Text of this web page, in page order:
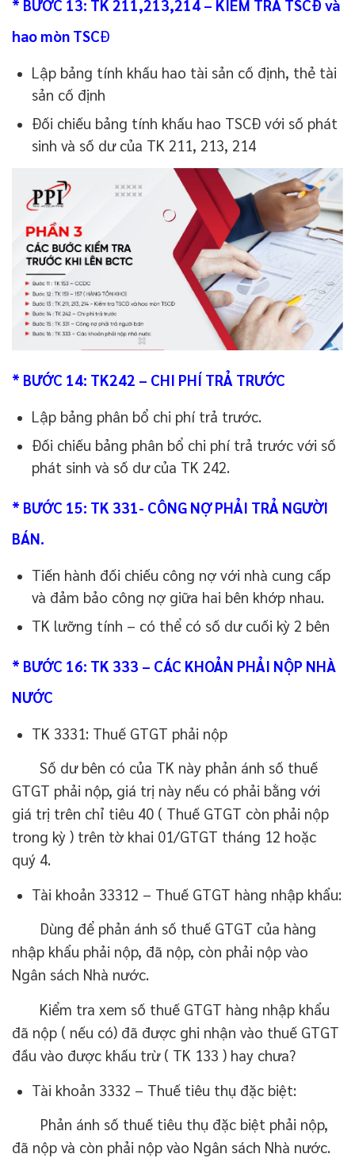
* BƯỚC 13: TK 211,213,214 – KIỂM TRA TSCĐ và
hao mòn TSCĐ
Lập bảng tính khấu hao tài sản cố định, thẻ tài
sản cố định
Đối chiếu bảng tính khấu hao TSCĐ với số phát
sinh và số dư của TK 211, 213, 214
* BƯỚC 14: TK242 – CHI PHÍ TRẢ TRƯỚC
Lập bảng phân bổ chi phí trả trước.
Đối chiếu bảng phân bổ chi phí trả trước với số
phát sinh và số dư của TK 242.
* BƯỚC 15: TK 331- CÔNG NỢ PHẢI TRẢ NGƯỜI
BÁN.
Tiến hành đối chiếu công nợ với nhà cung cấp
và đảm bảo công nợ giữa hai bên khớp nhau.
TK lưỡng tính – có thể có số dư cuối kỳ 2 bên
* BƯỚC 16: TK 333 – CÁC KHOẢN PHẢI NỘP NHÀ
NƯỚC
TK 3331: Thuế GTGT phải nộp
Số dư bên có của TK này phản ánh số thuế
GTGT phải nộp, giá trị này nếu có phải bằng với
giá trị trên chỉ tiêu 40 ( Thuế GTGT còn phải nộp
trong kỳ ) trên tờ khai 01/GTGT tháng 12 hoặc
quý 4.
Tài khoản 33312 – Thuế GTGT hàng nhập khẩu:
Dùng để phản ánh số thuế GTGT của hàng
nhập khẩu phải nộp, đã nộp, còn phải nộp vào
Ngân sách Nhà nước.
Kiểm tra xem số thuế GTGT hàng nhập khẩu
đã nộp ( nếu có) đã được ghi nhận vào thuế GTGT
đầu vào được khấu trừ ( TK 133 ) hay chưa?
Tài khoản 3332 – Thuế tiêu thụ đặc biệt:
Phản ánh số thuế tiêu thụ đặc biệt phải nộp,
đã nộp và còn phải nộp vào Ngân sách Nhà nước.